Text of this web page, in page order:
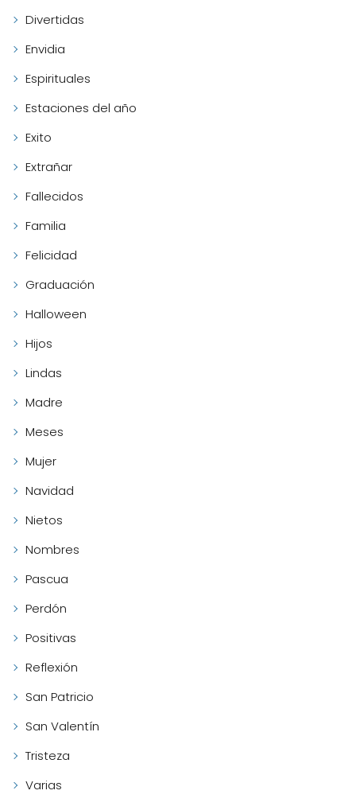
Divertidas
Envidia
Espirituales
Estaciones del año
Exito
Extrañar
Fallecidos
Familia
Felicidad
Graduación
Halloween
Hijos
Lindas
Madre
Meses
Mujer
Navidad
Nietos
Nombres
Pascua
Perdón
Positivas
Reflexión
San Patricio
San Valentín
Tristeza
Varias